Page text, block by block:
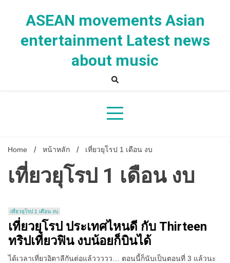
ASEAN movements Asian
entertainment Latest news
about music
Home หน้าหลัก เที่ยวยุโรป 1 เดือน งบ
เที่ยวยุโรป 1 เดือน งบ
เที่ยวยุโรป 1 เดือน งบ
เที่ยวยุโรป ประเทศไหนดี กับ Thirteen
ทริปเที่ยวฟิน งบน้อยก็บินได้
ได้เวลาเที่ยวอิตาลีกันต่อแล้ววววว… ตอนนี้ก็นับเป็นตอนที่ 3 แล้วนะ